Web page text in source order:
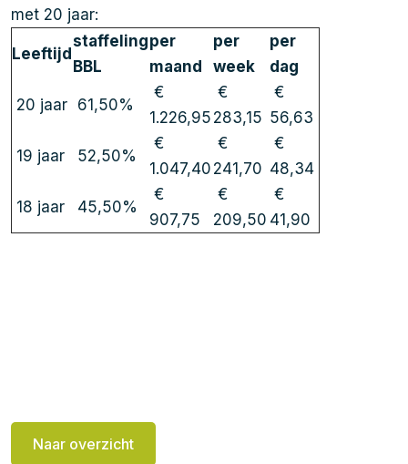
met 20 jaar:
Leeftijd
staffeling
BBL
per
maand
per
week
per
dag
20 jaar 61,50%
€
1.226,95
€
283,15
€
56,63
19 jaar 52,50%
€
1.047,40
€
241,70
€
48,34
18 jaar 45,50%
€
907,75
€
209,50
€
41,90
Naar overzicht